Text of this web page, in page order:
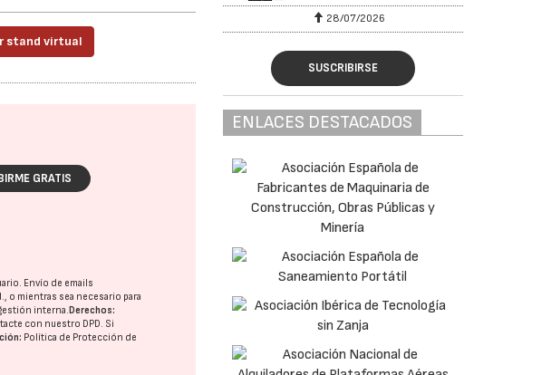
stand virtual
GRATIS
Envío de emails
o mientras sea necesario para
interna. Derechos:
con nuestro DPD. Si
Política de Protección de
28/07/2026
SUSCRIBIRSE
ENLACES DESTACADOS